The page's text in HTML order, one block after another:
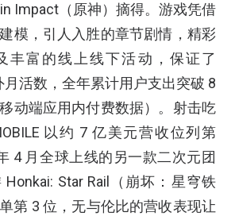
Impact（原神）摘得。游戏凭借
模，引人入胜的章节剧情，精彩
丰富的线上线下活动，保证了
月活数，全年累计用户支出突破 8
动端应用内付费数据）。射击吃
以约 7 亿美元营收位列第
4 月全球上线的另一款二次元团
Honkai: Star Rail（崩坏：星穹铁
第 3 位，无与伦比的营收表现让